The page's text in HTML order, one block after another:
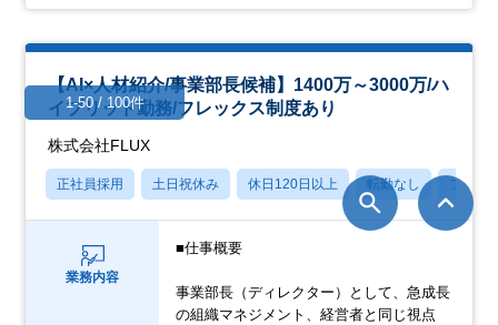
【AI×人材紹介/事業部長候補】1400万～3000万/ハ
イブリッド勤務/フレックス制度あり
株式会社FLUX
正社員採用 土日祝休み 休日120日以上 転勤なし フレッ
業務内容
■仕事概要
事業部長（ディレクター）として、急成長
の組織マネジメント、経営者と同じ視点
1-50 / 100件